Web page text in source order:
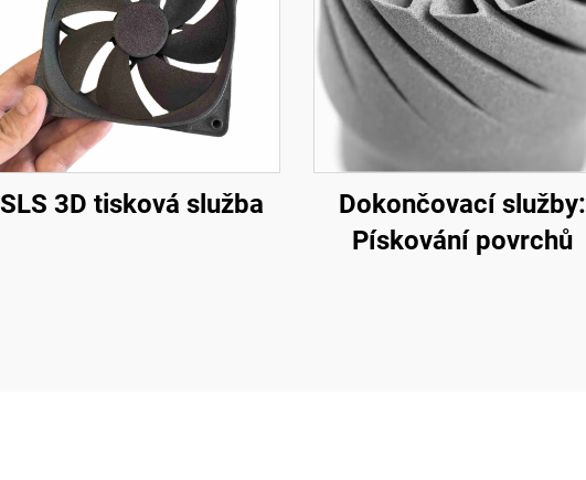
SLS 3D tisková služba
Dokončovací služby:
Pískování povrchů